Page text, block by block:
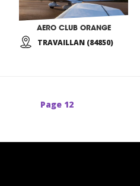
AERO CLUB ORANGE
TRAVAILLAN (84850)
Page 12